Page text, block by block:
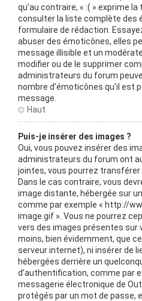
qu’au contraire, « :( » exprime
consulter la liste complète des
formulaire de rédaction.
abuser des émoticônes, elles
message illisible et un
modifier ou de le supprimer
administrateurs du forum
nombre d’émoticônes qu’il est
message.
Haut
Puis-je insérer des images ?
Oui, vous pouvez insérer des
administrateurs du forum ont
jointes, vous pourrez transférer
Dans le cas contraire, vous
image distante, hébergée sur
comme par exemple « http://
image.gif ». Vous ne pourrez
vers des images présentes sur
moins, bien évidemment, que
serveur internet), ni insérer de
hébergées derrière un
d’authentification, comme par
messagerie électronique de
protégés par un mot de passe,